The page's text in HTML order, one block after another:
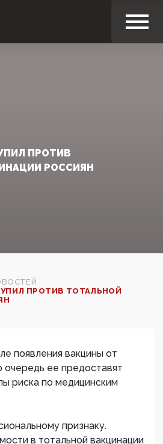
ПРОТИВ
РОССИЯН
ПРОТИВ ТОТАЛЬНОЙ
появления вакцины от
очередь ее предоставят
риска по медицинским
признаку.
в тотальной вакцинации